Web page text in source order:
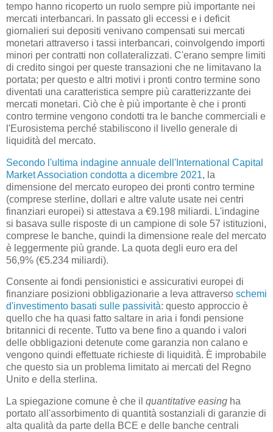
tempo hanno ricoperto un ruolo sempre più importante nei
mercati interbancari. In passato gli eccessi e i deficit
giornalieri sui depositi venivano compensati sui mercati
monetari attraverso i tassi interbancari, coinvolgendo importi
minori per contratti non collateralizzati. C'erano sempre limiti
di credito singoi per queste transazioni che ne limitavano la
portata; per questo e altri motivi i pronti contro termine sono
diventati una caratteristica sempre più caratterizzante dei
mercati monetari. Ciò che è più importante è che i pronti
contro termine vengono condotti tra le banche commerciali e
l'Eurosistema perché stabiliscono il livello generale di
liquidità del mercato.
Secondo l'ultima indagine annuale dell'International Capital
Market Association condotta a dicembre 2021, la
dimensione del mercato europeo dei pronti contro termine
(comprese sterline, dollari e altre valute usate nei centri
finanziari europei) si attestava a €9.198 miliardi. L'indagine
si basava sulle risposte di un campione di sole 57 istituzioni,
comprese le banche, quindi la dimensione reale del mercato
è leggermente più grande. La quota degli euro era del
56,9% (€5.234 miliardi).
Consente ai fondi pensionistici e assicurativi europei di
finanziare posizioni obbligazionarie a leva attraverso schemi
d'investimento basati sulle passività: questo approccio è
quello che ha quasi fatto saltare in aria i fondi pensione
britannici di recente. Tutto va bene fino a quando i valori
delle obbligazioni detenute come garanzia non calano e
vengono quindi effettuate richieste di liquidità. È improbabile
che questo sia un problema limitato ai mercati del Regno
Unito e della sterlina.
La spiegazione comune è che il quantitative easing ha
portato all'assorbimento di quantità sostanziali di garanzie di
alta qualità da parte della BCE e delle banche centrali